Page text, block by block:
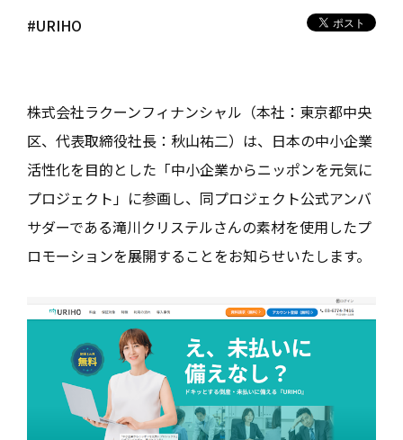
#URIHO
株式会社ラクーンフィナンシャル（本社：東京都中央
区、代表取締役社長：秋山祐二）は、日本の中小企業
活性化を目的とした「中小企業からニッポンを元気に
プロジェクト」に参画し、同プロジェクト公式アンバ
サダーである滝川クリステルさんの素材を使用したプ
ロモーションを展開することをお知らせいたします。